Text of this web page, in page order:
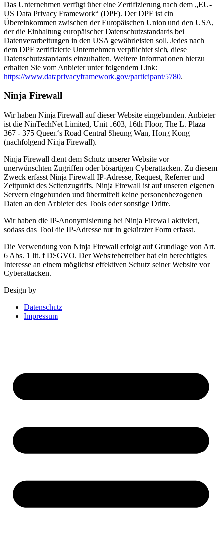
Das Unternehmen verfügt über eine Zertifizierung nach dem „EU-
US Data Privacy Framework“ (DPF). Der DPF ist ein
Übereinkommen zwischen der Europäischen Union und den USA,
der die Einhaltung europäischer Datenschutzstandards bei
Datenverarbeitungen in den USA gewährleisten soll. Jedes nach
dem DPF zertifizierte Unternehmen verpflichtet sich, diese
Datenschutzstandards einzuhalten. Weitere Informationen hierzu
erhalten Sie vom Anbieter unter folgendem Link:
https://www.dataprivacyframework.gov/participant/5780.
Ninja Firewall
Wir haben Ninja Firewall auf dieser Website eingebunden. Anbieter
ist die NinTechNet Limited, Unit 1603, 16th Floor, The L. Plaza
367 - 375 Queen‘s Road Central Sheung Wan, Hong Kong
(nachfolgend Ninja Firewall).
Ninja Firewall dient dem Schutz unserer Website vor
unerwünschten Zugriffen oder bösartigen Cyberattacken. Zu diesem
Zweck erfasst Ninja Firewall IP-Adresse, Request, Referrer und
Zeitpunkt des Seitenzugriffs. Ninja Firewall ist auf unseren eigenen
Servern eingebunden und übermittelt keine personenbezogenen
Daten an den Anbieter des Tools oder sonstige Dritte.
Wir haben die IP-Anonymisierung bei Ninja Firewall aktiviert,
sodass das Tool die IP-Adresse nur in gekürzter Form erfasst.
Die Verwendung von Ninja Firewall erfolgt auf Grundlage von Art.
6 Abs. 1 lit. f DSGVO. Der Websitebetreiber hat ein berechtigtes
Interesse an einem möglichst effektiven Schutz seiner Website vor
Cyberattacken.
Design by
Datenschutz
Impressum